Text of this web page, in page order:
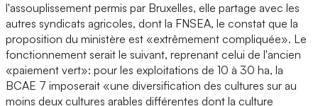
l'assouplissement permis par Bruxelles, elle partage avec les
autres syndicats agricoles, dont la FNSEA, le constat que la
proposition du ministère est «extrêmement compliquée». Le
fonctionnement serait le suivant, reprenant celui de l'ancien
«paiement vert»: pour les exploitations de 10 à 30 ha, la
BCAE 7 imposerait «une diversification des cultures sur au
moins deux cultures arables différentes dont la culture